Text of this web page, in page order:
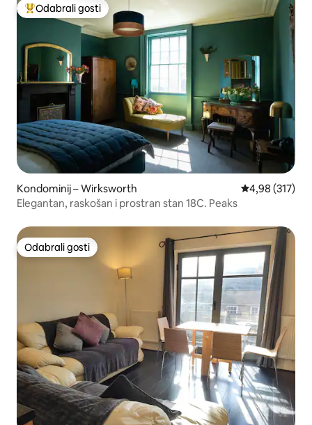
Među najviše rangiranima s oznakom „Odabrali gosti”
Odabrali gosti
Kondominij – Wirksworth Prosječna
4,98 (317)
Elegantan, raskošan i prostran stan 18C. Peaks
Odabrali gosti
Odabrali gosti